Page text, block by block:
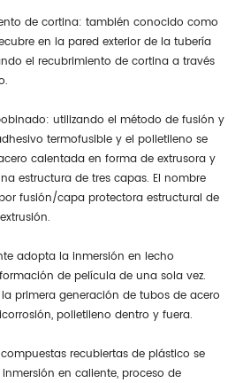
de cortina: también conocido como
en la pared exterior de la tubería
el recubrimiento de cortina a través
utilizando el método de fusión y
termofusible y el polietileno se
calentada en forma de extrusora y
estructura de tres capas. El nombre
fusión/capa protectora estructural de
adopta la inmersión en lecho
de película de una sola vez.
primera generación de tubos de acero
polietileno dentro y fuera.
recubiertas de plástico se
en caliente, proceso de